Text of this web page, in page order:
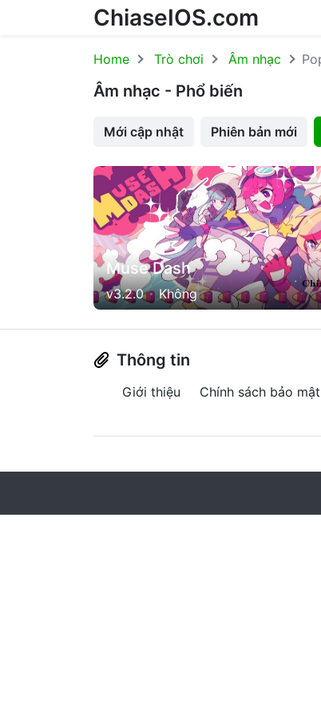
ChiaseIOS.com
Home Trò chơi Âm nhạc
Âm nhạc - Phổ biến
Mới cập nhật Phiên bản mới
Muse Dash
v3.2.0 Không
Thông tin
Giới thiệu Chính sách bảo mật